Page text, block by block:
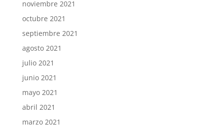
noviembre 2021
octubre 2021
septiembre 2021
agosto 2021
julio 2021
junio 2021
mayo 2021
abril 2021
marzo 2021